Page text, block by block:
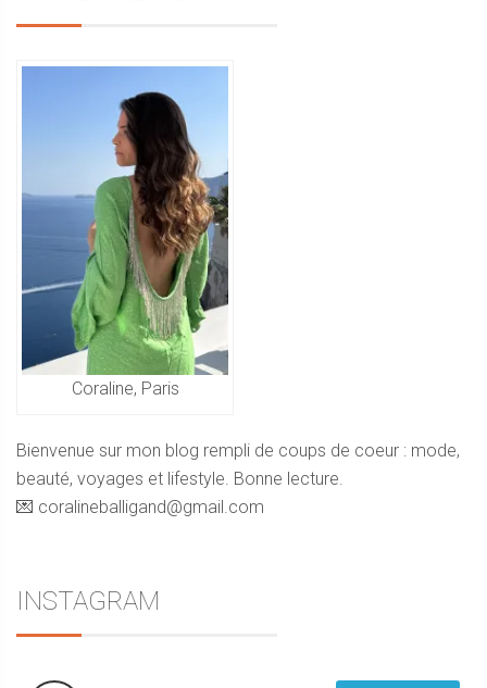
Coraline, Paris
Bienvenue sur mon blog rempli de coups de coeur : mode,
beauté, voyages et lifestyle. Bonne lecture.
💌 coralineballigand@gmail.com
INSTAGRAM